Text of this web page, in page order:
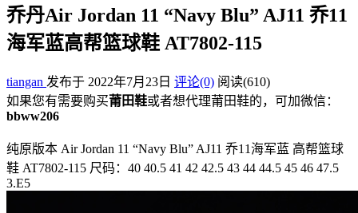
乔丹Air Jordan 11 “Navy Blu” AJ11 乔11
海军蓝高帮篮球鞋 AT7802-115
tiangan 发布于 2022年7月23日 评论(0) 阅读(610)
如果您有需要购买莆田鞋或者想代理莆田鞋的，可加微信：
bbww206
纯原版本 Air Jordan 11 “Navy Blu” AJ11 乔11海军蓝 高帮篮球
鞋 AT7802-115 尺码：40 40.5 41 42 42.5 43 44 44.5 45 46 47.5
3.E5